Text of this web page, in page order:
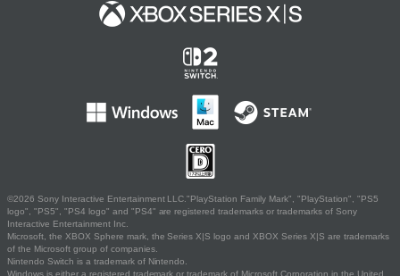
©2026 Sony Interactive Entertainment LLC."PlayStation Family Mark", "PlayStation", "PS5
logo", "PS5", "PS4 logo" and "PS4" are registered trademarks or trademarks of Sony
Interactive Entertainment Inc.
Microsoft, the XBOX Sphere mark, the Series X|S logo and XBOX Series X|S are trademarks
of the Microsoft group of companies.
Nintendo Switch is a trademark of Nintendo.
Windows is either a registered trademark or trademark of Microsoft Corporation in the United